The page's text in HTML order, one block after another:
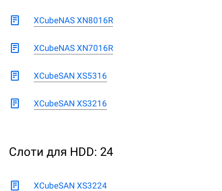
XCubeNAS XN8016R
XCubeNAS XN7016R
XCubeSAN XS5316
XCubeSAN XS3216
Слоти для HDD: 24
XCubeSAN XS3224